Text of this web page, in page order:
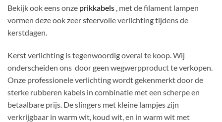
Bekijk ook eens onze prikkabels , met de filament lampen
vormen deze ook zeer sfeervolle verlichting tijdens de
kerstdagen.
Kerst verlichting is tegenwoordig overal te koop. Wij
onderscheiden ons door geen wegwerpproduct te verkopen.
Onze professionele verlichting wordt gekenmerkt door de
sterke rubberen kabels in combinatie met een scherpe en
betaalbare prijs. De slingers met kleine lampjes zijn
verkrijgbaar in warm wit, koud wit, en in warm wit met